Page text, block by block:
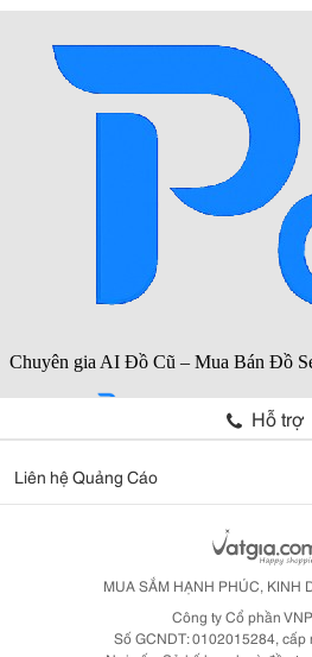
Hỗ trợ
Liên hệ Quảng Cáo
MUA SẮM HẠNH PHÚC, KINH
Công ty Cổ phần
Số GCNDT: 0102015284, cấp